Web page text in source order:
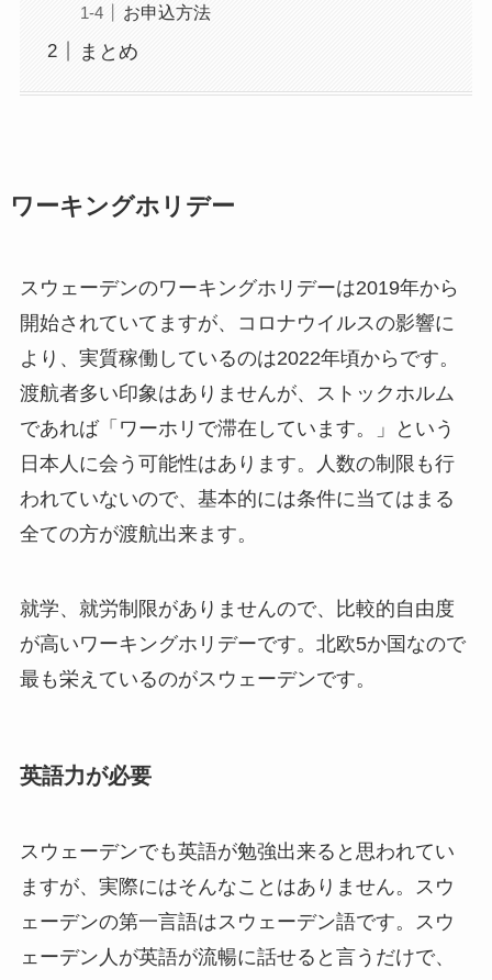
お申込方法
まとめ
ワーキングホリデー
スウェーデンのワーキングホリデーは2019年から
開始されていてますが、コロナウイルスの影響に
より、実質稼働しているのは2022年頃からです。
渡航者多い印象はありませんが、ストックホルム
であれば「ワーホリで滞在しています。」という
日本人に会う可能性はあります。人数の制限も行
われていないので、基本的には条件に当てはまる
全ての方が渡航出来ます。
就学、就労制限がありませんので、比較的自由度
が高いワーキングホリデーです。北欧5か国なので
最も栄えているのがスウェーデンです。
英語力が必要
スウェーデンでも英語が勉強出来ると思われてい
ますが、実際にはそんなことはありません。スウ
ェーデンの第一言語はスウェーデン語です。スウ
ェーデン人が英語が流暢に話せると言うだけで、